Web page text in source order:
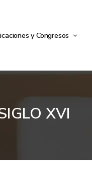
y Congresos
XVI